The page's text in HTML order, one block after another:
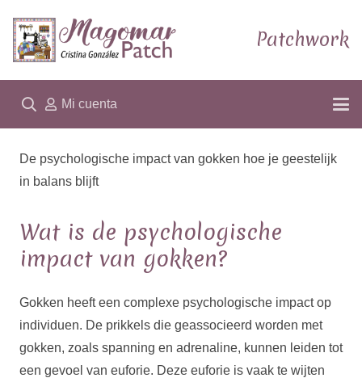
Patchwork
Mi cuenta
De psychologische impact van gokken hoe je geestelijk
in balans blijft
Wat is de psychologische
impact van gokken?
Gokken heeft een complexe psychologische impact op
individuen. De prikkels die geassocieerd worden met
gokken, zoals spanning en adrenaline, kunnen leiden tot
een gevoel van euforie. Deze euforie is vaak te wijten